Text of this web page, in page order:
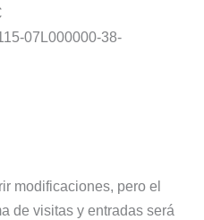
07L000000-38-
modificaciones, pero el
de visitas y entradas será